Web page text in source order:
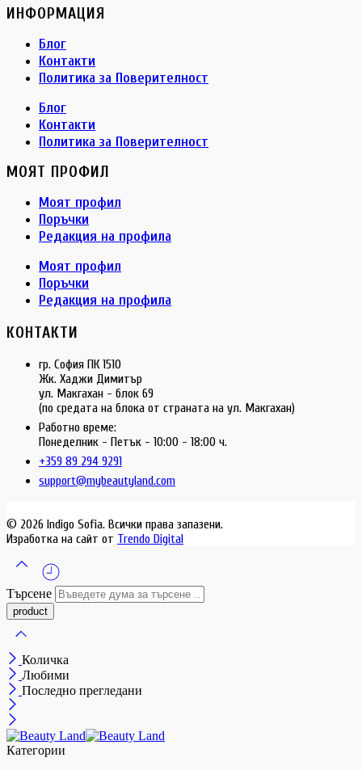
ИНФОРМАЦИЯ
Блог
Контакти
Политика за Поверителност
Блог
Контакти
Политика за Поверителност
МОЯТ ПРОФИЛ
Моят профил
Поръчки
Редакция на профила
Моят профил
Поръчки
Редакция на профила
КОНТАКТИ
гр. София ПК 1510
Жк. Хаджи Димитър
ул. Макгахан - блок 69
(по средата на блока от страната на ул. Макгахан)
Работно време:
Понеделник - Петък - 10:00 - 18:00 ч.
+359 89 294 9291
support@mybeautyland.com
© 2026 Indigo Sofia. Всички права запазени.
Изработка на сайт от Trendo Digital
Търсене
Количка
Любими
Последно прегледани
Категории